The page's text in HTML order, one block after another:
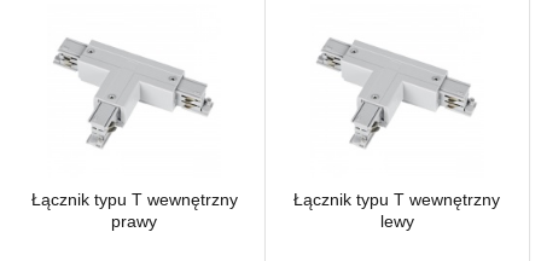
Łącznik typu T wewnętrzny
prawy
Łącznik typu T wewnętrzny
lewy